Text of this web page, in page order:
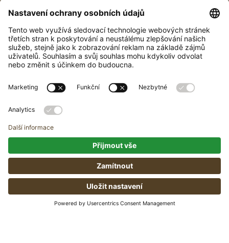
Korálkový
Cocos
250,00
Výběr možností
Petrified Wood